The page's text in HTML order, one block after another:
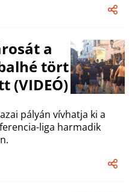
a
tört
(VIDEÓ)
pályán vívhatja ki a
liga harmadik